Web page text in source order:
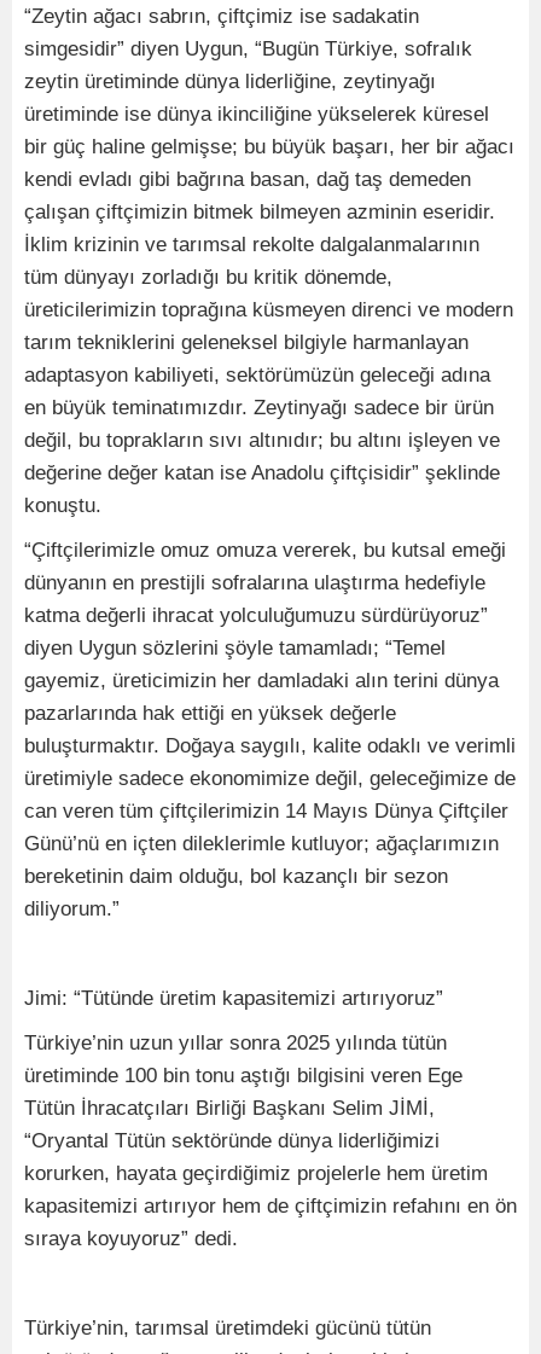
“Zeytin ağacı sabrın, çiftçimiz ise sadakatin
simgesidir” diyen Uygun, “Bugün Türkiye, sofralık
zeytin üretiminde dünya liderliğine, zeytinyağı
üretiminde ise dünya ikinciliğine yükselerek küresel
bir güç haline gelmişse; bu büyük başarı, her bir ağacı
kendi evladı gibi bağrına basan, dağ taş demeden
çalışan çiftçimizin bitmek bilmeyen azminin eseridir.
İklim krizinin ve tarımsal rekolte dalgalanmalarının
tüm dünyayı zorladığı bu kritik dönemde,
üreticilerimizin toprağına küsmeyen direnci ve modern
tarım tekniklerini geleneksel bilgiyle harmanlayan
adaptasyon kabiliyeti, sektörümüzün geleceği adına
en büyük teminatımızdır. Zeytinyağı sadece bir ürün
değil, bu toprakların sıvı altınıdır; bu altını işleyen ve
değerine değer katan ise Anadolu çiftçisidir” şeklinde
konuştu.
“Çiftçilerimizle omuz omuza vererek, bu kutsal emeği
dünyanın en prestijli sofralarına ulaştırma hedefiyle
katma değerli ihracat yolculuğumuzu sürdürüyoruz”
diyen Uygun sözlerini şöyle tamamladı; “Temel
gayemiz, üreticimizin her damladaki alın terini dünya
pazarlarında hak ettiği en yüksek değerle
buluşturmaktır. Doğaya saygılı, kalite odaklı ve verimli
üretimiyle sadece ekonomimize değil, geleceğimize de
can veren tüm çiftçilerimizin 14 Mayıs Dünya Çiftçiler
Günü’nü en içten dileklerimle kutluyor; ağaçlarımızın
bereketinin daim olduğu, bol kazançlı bir sezon
diliyorum.”
Jimi: “Tütünde üretim kapasitemizi artırıyoruz”
Türkiye’nin uzun yıllar sonra 2025 yılında tütün
üretiminde 100 bin tonu aştığı bilgisini veren Ege
Tütün İhracatçıları Birliği Başkanı Selim JİMİ,
“Oryantal Tütün sektöründe dünya liderliğimizi
korurken, hayata geçirdiğimiz projelerle hem üretim
kapasitemizi artırıyor hem de çiftçimizin refahını en ön
sıraya koyuyoruz” dedi.
Türkiye’nin, tarımsal üretimdeki gücünü tütün